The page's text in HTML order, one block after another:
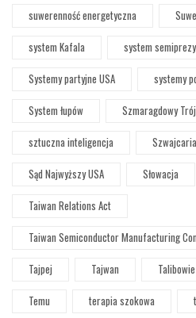
suwerenność energetyczna
system Kafala
system
Systemy partyjne USA
systemy
System łupów
Szmaragdowy
sztuczna inteligencja
Szwajcaria
Sąd Najwyższy USA
Słowacja
Taiwan Relations Act
Taiwan Semiconductor Manufacturing
Tajpej
Tajwan Talibowie
Temu
terapia szokowa